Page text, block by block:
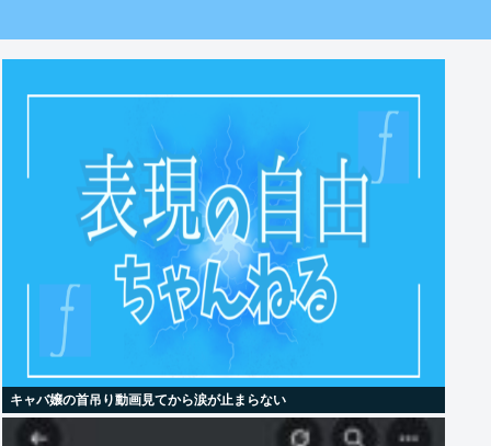
キャバ嬢の首吊り動画見てから涙が止まらない